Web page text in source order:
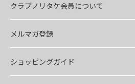
クラブノリタケ会員について
メルマガ登録
ショッピングガイド